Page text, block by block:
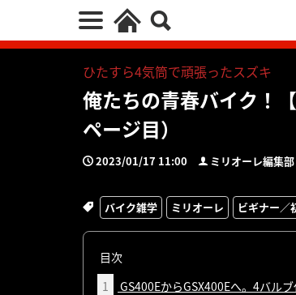
ひたすら4気筒で頑張ったスズキ
俺たちの青春バイク！
ページ目）
2023/01/17 11:00 ミリオーレ編集部
バイク雑学 ミリオーレ ビギナー／
目次
1
GS400EからGSX400Eへ。4バル